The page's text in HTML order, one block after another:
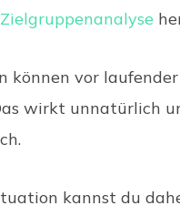
Zielgruppenanalyse
können vor
wirkt unnatürlich
kannst du